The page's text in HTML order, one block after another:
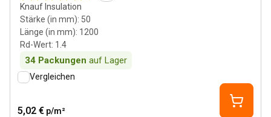
Knauf Insulation
Stärke (in mm): 50
Länge (in mm): 1200
Rd-Wert: 1.4
34 Packungen auf Lager
Vergleichen
5,02 € p/m²